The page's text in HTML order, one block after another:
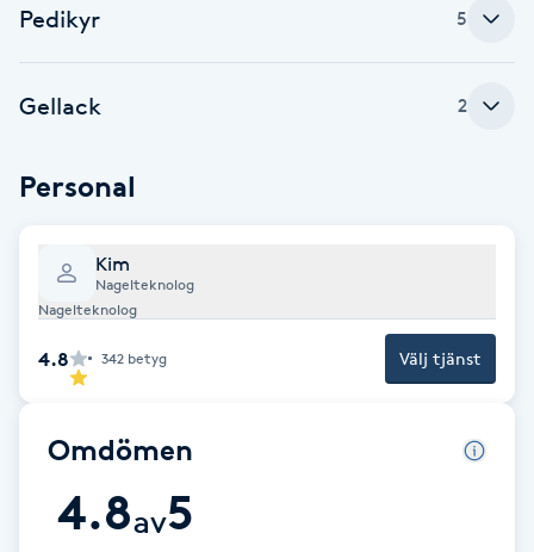
Bröllopsuppsättning
Coachning
Color correction
Dermapen
Pedikyr 5
Gellack 2
Personal
Kim
Nagelteknolog
Nagelteknolog
4.8 342 betyg Välj tjänst
Omdömen
4.8av5